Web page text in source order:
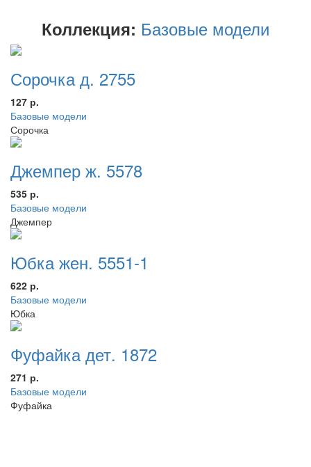
Коллекция: Базовые модели
Сорочка д. 2755
127 р.
Базовые модели
Сорочка
Джемпер ж. 5578
535 р.
Базовые модели
Джемпер
Юбка жен. 5551-1
622 р.
Базовые модели
Юбка
Фуфайка дет. 1872
271 р.
Базовые модели
Фуфайка